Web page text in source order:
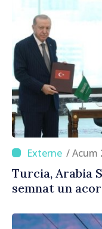
/
Turcia, Arabia
semnat un